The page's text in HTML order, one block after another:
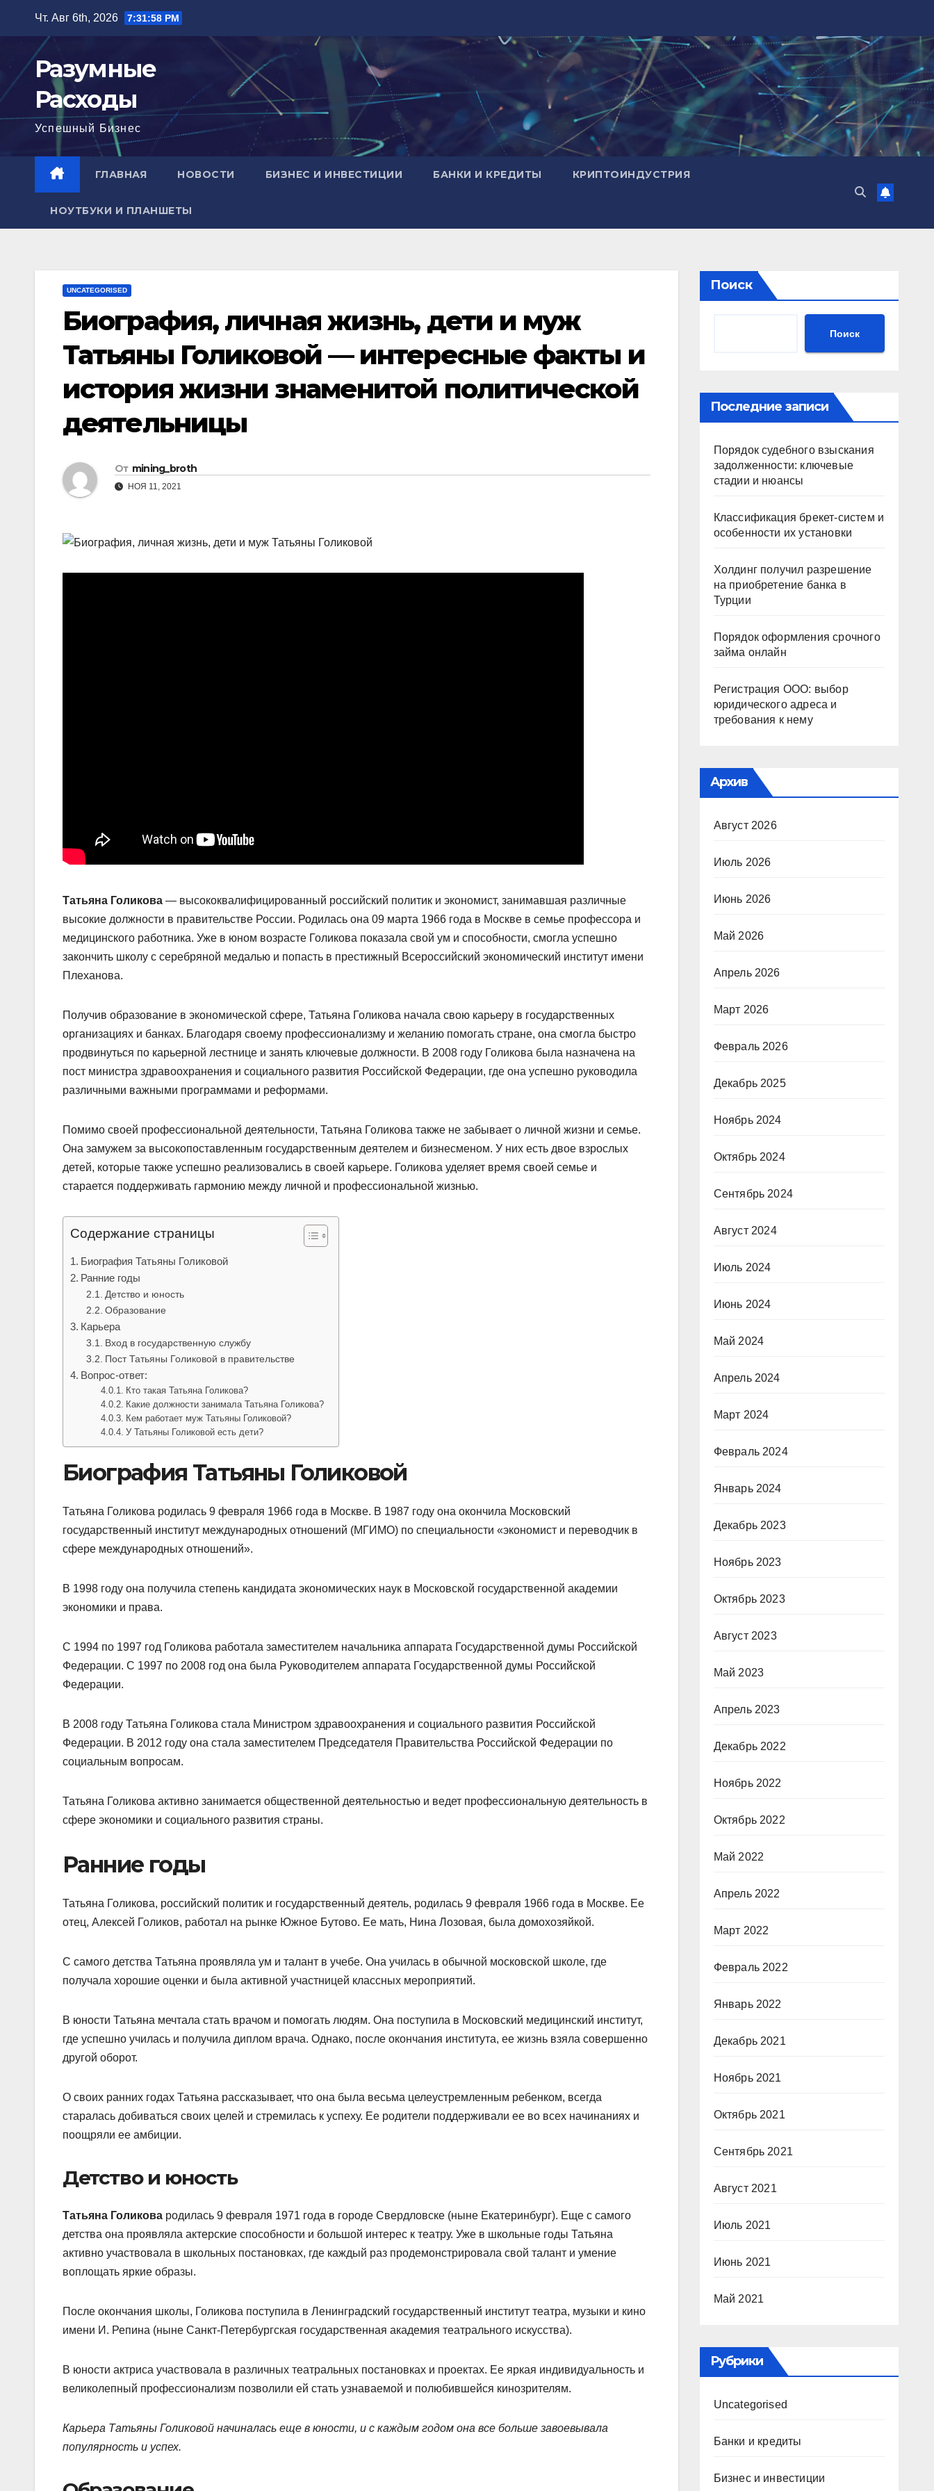
содержимому
Чт. Авг 6th, 2026 7:31:59 PM
Разумные
Расходы
Успешный Бизнес
ГЛАВНАЯ НОВОСТИ БИЗНЕС И ИНВЕСТИЦИИ БАНКИ И КРЕДИТЫ КРИПТОИНДУСТРИЯ
НОУТБУКИ И ПЛАНШЕТЫ
UNCATEGORISED
Биография, личная жизнь, дети и муж
Татьяны Голиковой — интересные факты и
история жизни знаменитой политической
деятельницы
От mining_broth
НОЯ 11, 2021
Татьяна Голикова — высококвалифицированный российский политик и экономист, занимавшая различные
высокие должности в правительстве России. Родилась она 09 марта 1966 года в Москве в семье профессора и
медицинского работника. Уже в юном возрасте Голикова показала свой ум и способности, смогла успешно
закончить школу с серебряной медалью и попасть в престижный Всероссийский экономический институт имени
Плеханова.
Получив образование в экономической сфере, Татьяна Голикова начала свою карьеру в государственных
организациях и банках. Благодаря своему профессионализму и желанию помогать стране, она смогла быстро
продвинуться по карьерной лестнице и занять ключевые должности. В 2008 году Голикова была назначена на
пост министра здравоохранения и социального развития Российской Федерации, где она успешно руководила
различными важными программами и реформами.
Помимо своей профессиональной деятельности, Татьяна Голикова также не забывает о личной жизни и семье.
Она замужем за высокопоставленным государственным деятелем и бизнесменом. У них есть двое взрослых
детей, которые также успешно реализовались в своей карьере. Голикова уделяет время своей семье и
старается поддерживать гармонию между личной и профессиональной жизнью.
Содержание страницы
Биография Татьяны Голиковой
Ранние годы
Детство и юность
Образование
Карьера
Вход в государственную службу
Пост Татьяны Голиковой в правительстве
Вопрос-ответ:
Кто такая Татьяна Голикова?
Какие должности занимала Татьяна Голикова?
Кем работает муж Татьяны Голиковой?
У Татьяны Голиковой есть дети?
Биография Татьяны Голиковой
Татьяна Голикова родилась 9 февраля 1966 года в Москве. В 1987 году она окончила Московский
государственный институт международных отношений (МГИМО) по специальности «экономист и переводчик в
сфере международных отношений».
В 1998 году она получила степень кандидата экономических наук в Московской государственной академии
экономики и права.
С 1994 по 1997 год Голикова работала заместителем начальника аппарата Государственной думы Российской
Федерации. С 1997 по 2008 год она была Руководителем аппарата Государственной думы Российской
Федерации.
В 2008 году Татьяна Голикова стала Министром здравоохранения и социального развития Российской
Федерации. В 2012 году она стала заместителем Председателя Правительства Российской Федерации по
социальным вопросам.
Татьяна Голикова активно занимается общественной деятельностью и ведет профессиональную деятельность в
сфере экономики и социального развития страны.
Ранние годы
Татьяна Голикова, российский политик и государственный деятель, родилась 9 февраля 1966 года в Москве. Ее
отец, Алексей Голиков, работал на рынке Южное Бутово. Ее мать, Нина Лозовая, была домохозяйкой.
С самого детства Татьяна проявляла ум и талант в учебе. Она училась в обычной московской школе, где
получала хорошие оценки и была активной участницей классных мероприятий.
В юности Татьяна мечтала стать врачом и помогать людям. Она поступила в Московский медицинский институт,
где успешно училась и получила диплом врача. Однако, после окончания института, ее жизнь взяла совершенно
другой оборот.
О своих ранних годах Татьяна рассказывает, что она была весьма целеустремленным ребенком, всегда
старалась добиваться своих целей и стремилась к успеху. Ее родители поддерживали ее во всех начинаниях и
поощряли ее амбиции.
Детство и юность
Татьяна Голикова родилась 9 февраля 1971 года в городе Свердловске (ныне Екатеринбург). Еще с самого
детства она проявляла актерские способности и большой интерес к театру. Уже в школьные годы Татьяна
активно участвовала в школьных постановках, где каждый раз продемонстрировала свой талант и умение
воплощать яркие образы.
После окончания школы, Голикова поступила в Ленинградский государственный институт театра, музыки и кино
имени И. Репина (ныне Санкт-Петербургская государственная академия театрального искусства).
В юности актриса участвовала в различных театральных постановках и проектах. Ее яркая индивидуальность и
великолепный профессионализм позволили ей стать узнаваемой и полюбившейся кинозрителям.
Карьера Татьяны Голиковой начиналась еще в юности, и с каждым годом она все больше завоевывала
популярность и успех.
Поиск
Поиск
Последние записи
Порядок судебного взыскания
задолженности: ключевые
стадии и нюансы
Классификация брекет-систем и
особенности их установки
Холдинг получил разрешение
на приобретение банка в
Турции
Порядок оформления срочного
займа онлайн
Регистрация ООО: выбор
юридического адреса и
требования к нему
Архив
Август 2026
Июль 2026
Июнь 2026
Май 2026
Апрель 2026
Март 2026
Февраль 2026
Декабрь 2025
Ноябрь 2024
Октябрь 2024
Сентябрь 2024
Август 2024
Июль 2024
Июнь 2024
Май 2024
Апрель 2024
Март 2024
Февраль 2024
Январь 2024
Декабрь 2023
Ноябрь 2023
Октябрь 2023
Август 2023
Май 2023
Апрель 2023
Декабрь 2022
Ноябрь 2022
Октябрь 2022
Май 2022
Апрель 2022
Март 2022
Февраль 2022
Январь 2022
Декабрь 2021
Ноябрь 2021
Октябрь 2021
Сентябрь 2021
Август 2021
Июль 2021
Июнь 2021
Май 2021
Рубрики
Uncategorised
Банки и кредиты
Бизнес и инвестиции